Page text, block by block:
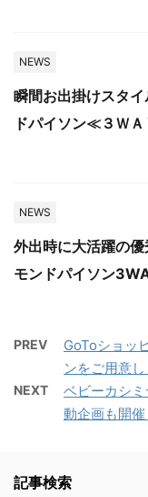
NEWS
瞬間お出掛けスタ
ドパイソン≪３Ｗ
NEWS
外出時に大活躍の
モンドパイソン
PREV
GoToショッ
ンをご用意し
NEXT
ベビーカシ
動企画も開催
記事検索